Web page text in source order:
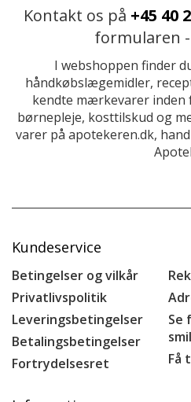
Kontakt os på +45 40
formularen -
I webshoppen finder
håndkøbslægemidler,
kendte mærkevarer inden
børnepleje, kosttilskud og
varer på apotekeren.dk,
Kundeservice
Betingelser og vilkår
Privatlivspolitik
Leveringsbetingelser
Betalingsbetingelser
Fortrydelsesret
Se
Få